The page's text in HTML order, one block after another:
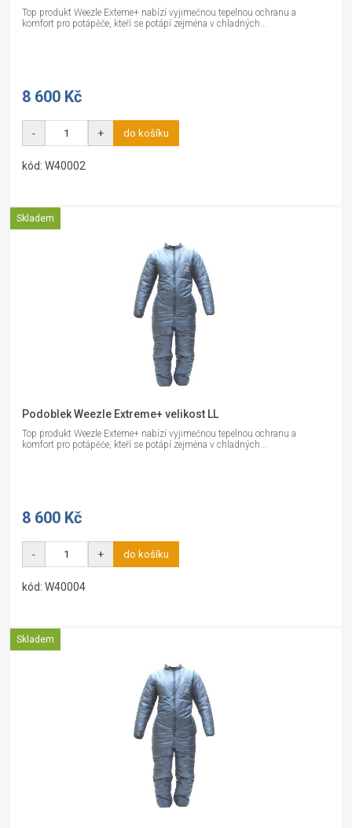
Top produkt Weezle Exteme+ nabízí vyjimečnou tepelnou ochranu a
komfort pro potápěče, kteří se potápí zejména v chladných...
8 600 Kč
- + do košíku
kód: W40002
Skladem
Podoblek Weezle Extreme+ velikost LL
Top produkt Weezle Exteme+ nabízí vyjimečnou tepelnou ochranu a
komfort pro potápěče, kteří se potápí zejména v chladných...
8 600 Kč
- + do košíku
kód: W40004
Skladem